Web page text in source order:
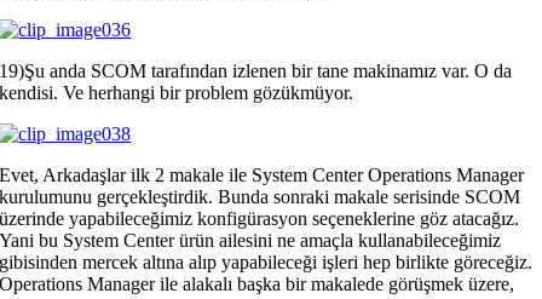
19)Şu anda SCOM tarafından izlenen bir tane makinamız var. O da
kendisi. Ve herhangi bir problem gözükmüyor.
Evet, Arkadaşlar ilk 2 makale ile System Center Operations Manager
kurulumunu gerçekleştirdik. Bunda sonraki makale serisinde SCOM
üzerinde yapabileceğimiz konfigürasyon seçeneklerine göz atacağız.
Yani bu System Center ürün ailesini ne amaçla kullanabileceğimiz
gibisinden mercek altına alıp yapabileceği işleri hep birlikte göreceğiz.
Operations Manager ile alakalı başka bir makalede görüşmek üzere,